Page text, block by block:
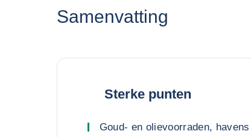
Samenvatting
Sterke punten
Goud- en olievoorraden,